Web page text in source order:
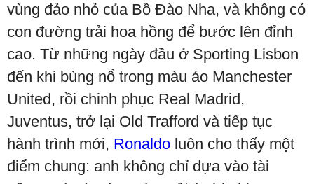
vùng đảo nhỏ của Bồ Đào Nha, và không có
con đường trải hoa hồng để bước lên đỉnh
cao. Từ những ngày đầu ở Sporting Lisbon
đến khi bùng nổ trong màu áo Manchester
United, rồi chinh phục Real Madrid,
Juventus, trở lại Old Trafford và tiếp tục
hành trình mới, Ronaldo luôn cho thấy một
điểm chung: anh không chỉ dựa vào tài